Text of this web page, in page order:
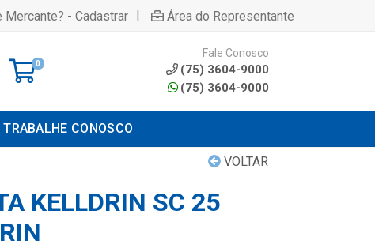
Mercante? - Cadastrar | Área do Representante
0
Fale Conosco
(75) 3604-9000
(75) 3604-9000
TRABALHE CONOSCO
VOLTAR
KELLDRIN SC 25